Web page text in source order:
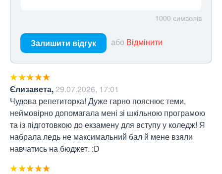
1000 символів
Залишити відгук або Відмінити
Єлизавета,29.07.2026, 17:01
Чудова репетиторка! Дуже гарно пояснює теми,
неймовірно допомагала мені зі шкільною програмою
та із підготовкою до екзамену для вступу у коледж! Я
набрала ледь не максимальний бал й мене взяли
навчатись на бюджет. :D